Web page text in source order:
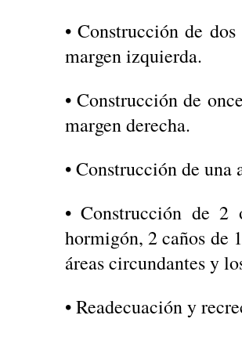
• Construcción de
margen izquierda.
• Construcción de
margen derecha.
• Construcción de
• Construcción de 2
hormigón, 2 caños de
áreas circundantes y
• Readecuación y